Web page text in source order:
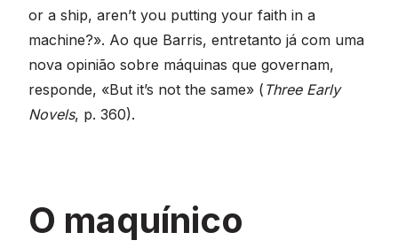
or a ship, aren’t you putting your faith in a
machine?». Ao que Barris, entretanto já com uma
nova opinião sobre máquinas que governam,
responde, «But it’s not the same» ( Three Early
Novels, p. 360).
O maquínico